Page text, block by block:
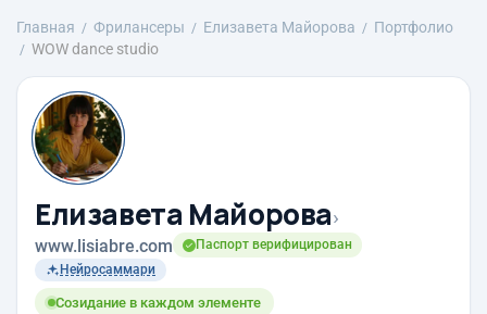
Главная Фрилансеры Елизавета Майорова
Портфолио
WOW dance studio
Елизавета Майорова›
www.lisiabre.com
Паспорт верифицирован
Нейросаммари
Созидание в каждом элементе